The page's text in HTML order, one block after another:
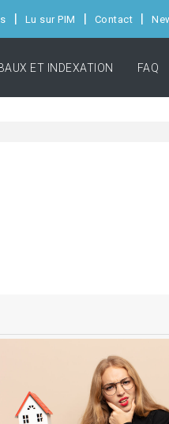
Lu sur PIM Contact
ET INDEXATION FAQ